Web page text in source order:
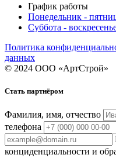
График работы
Понедельник -
Суббота -
Политика
данных
© 2024 ООО «АртСтрой»
Стать партнёром
Фамилия, имя, отчество
телефона
конциденциальности и